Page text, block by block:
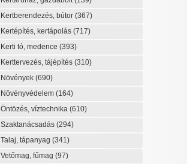
Kertberendezés, bútor (367)
Kertépítés, kertápolás (717)
Kerti tó, medence (393)
Kerttervezés, tájépítés (310)
Növények (690)
Növényvédelem (164)
Öntözés, víztechnika (610)
Szaktanácsadás (294)
Talaj, tápanyag (341)
Vetőmag, fűmag (97)